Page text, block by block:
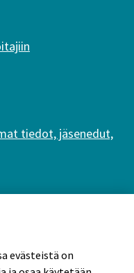
tiedot, jäsenedut,
evästeistä on